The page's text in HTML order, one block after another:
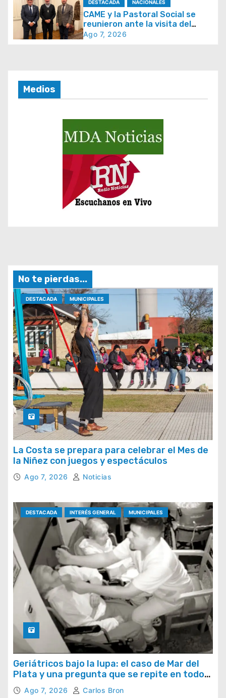
e
n
t
d
a
DESTACADA NACIONALES
CAME y la Pastoral Social se
reunieron ante la visita del
papa León XIV y la Semana
Ago 7, 2026
Medios
No te pierdas...
DESTACADA MUNICIPALES
La Costa se prepara para celebrar el Mes de
la Niñez con juegos y espectáculos
Ago 7, 2026 Noticias
DESTACADA INTERÉS GENERAL MUNICIPALES
Geriátricos bajo la lupa: el caso de Mar del
Plata y una pregunta que se repite en todo
el país
Ago 7, 2026 Carlos Bron